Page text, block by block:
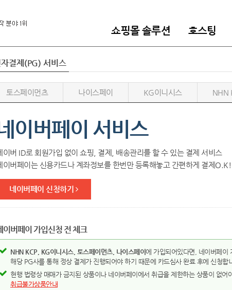
쇼핑몰 솔루션 호스팅
결제(PG) 서비스
토스페이먼츠 나이스페이 KG이니시스 NHN
이버페이 서비스
이버 ID로 회원가입 없이 쇼핑, 결제, 배송관리를 할 수 있는 결제 서비스
이버페이는 신용카드나 계좌정보를 한번만 등록해놓고 간편하게 결제O.K!
네이버페이 신청하기
이버페이 가입신청 전 체크
NHN KCP, KG이니시스, 토스페이먼츠, 나이스페이 에 가입되어있다면, 네이버페이
해당 PG사를 통해 정상 결제가 진행되어야 하기 때문에 카드심사 완료 후에 신청합
현행 법령상 매매가 금지된 상품이나 네이버페이에서 취급을 제한하는 상품이 없어
취급불가상품안내